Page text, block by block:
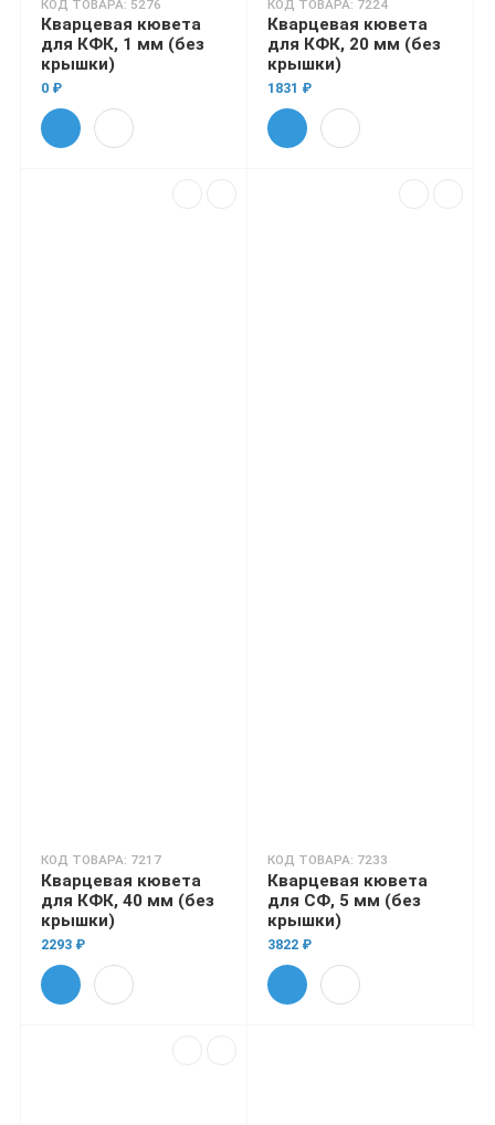
КОД ТОВАРА: 5276
Кварцевая кювета
для КФК, 1 мм (без
крышки)
0 ₽
КОД ТОВАРА: 7224
Кварцевая кювета
для КФК, 20 мм (без
крышки)
1831 ₽
КОД ТОВАРА: 7217
Кварцевая кювета
для КФК, 40 мм (без
крышки)
2293 ₽
КОД ТОВАРА: 7233
Кварцевая кювета
для СФ, 5 мм (без
крышки)
3822 ₽